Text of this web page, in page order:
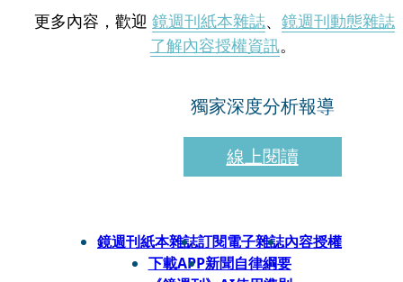
更多內容，歡迎 鏡週刊紙本雜誌、 鏡週刊動態雜誌
了解內容授權資訊。
獨家深度分析報導
線上閱讀
鏡週刊紙本雜誌訂閱電子雜誌內容授權
下載APP新聞自律綱要